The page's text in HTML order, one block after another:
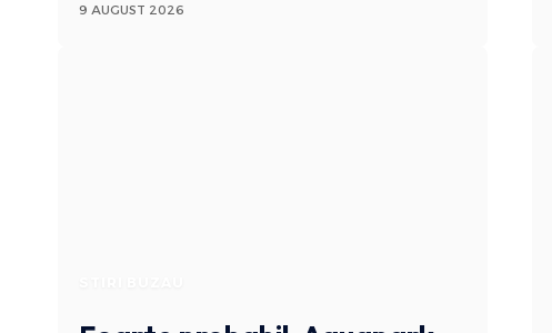
9 AUGUST 2026